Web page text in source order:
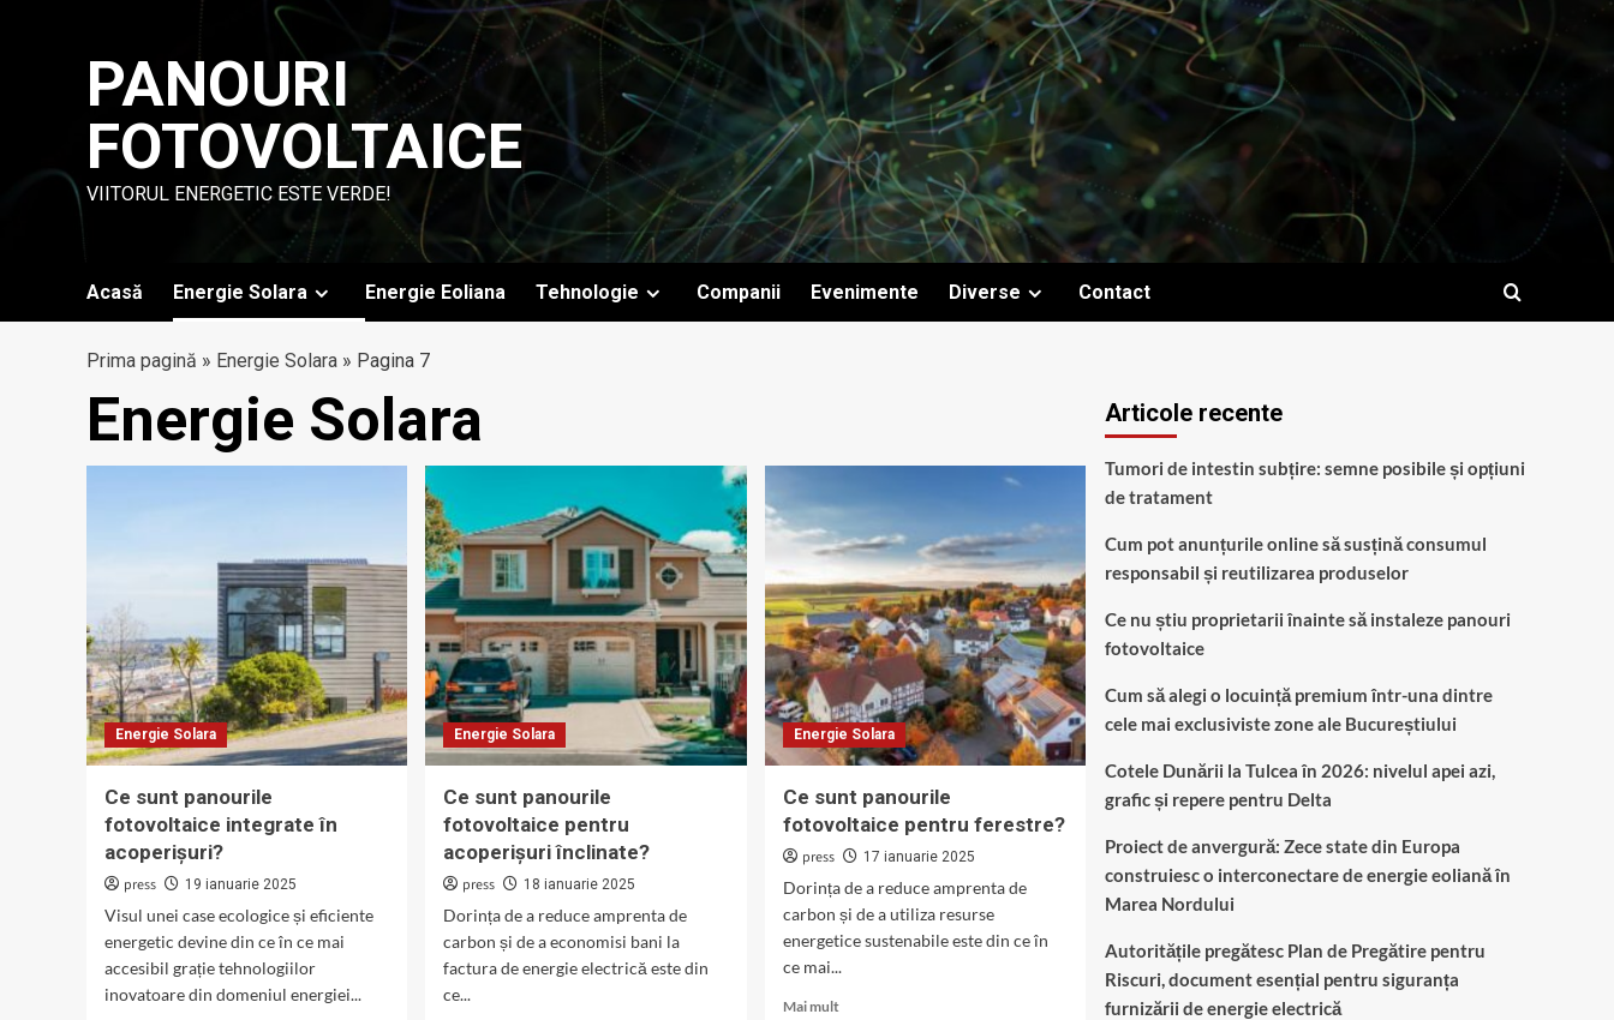
PANOURI
FOTOVOLTAICE
VIITORUL ENERGETIC ESTE VERDE!
Acasă Energie Solara Energie Eoliana Tehnologie Companii Evenimente Diverse Contact
Prima pagină » Energie Solara » Pagina 7
Energie Solara
Energie Solara
Ce sunt panourile
fotovoltaice integrate în
acoperișuri?
press 19 ianuarie 2025
Visul unei case ecologice și eficiente
energetic devine din ce în ce mai
accesibil grație tehnologiilor
inovatoare din domeniul energiei...
Energie Solara
Ce sunt panourile
fotovoltaice pentru
acoperișuri înclinate?
press 18 ianuarie 2025
Dorința de a reduce amprenta de
carbon și de a economisi bani la
factura de energie electrică este din
ce...
Energie Solara
Ce sunt panourile
fotovoltaice pentru ferestre?
press 17 ianuarie 2025
Dorința de a reduce amprenta de
carbon și de a utiliza resurse
energetice sustenabile este din ce în
ce mai...
Mai multRead
Articole recente
Tumori de intestin subțire: semne posibile și opțiuni
de tratament
Cum pot anunțurile online să susțină consumul
responsabil și reutilizarea produselor
Ce nu știu proprietarii înainte să instaleze panouri
fotovoltaice
Cum să alegi o locuință premium într-una dintre
cele mai exclusiviste zone ale Bucureștiului
Cotele Dunării la Tulcea în 2026: nivelul apei azi,
grafic și repere pentru Delta
Proiect de anvergură: Zece state din Europa
construiesc o interconectare de energie eoliană în
Marea Nordului
Autoritățile pregătesc Plan de Pregătire pentru
Riscuri, document esențial pentru siguranța
furnizării de energie electrică